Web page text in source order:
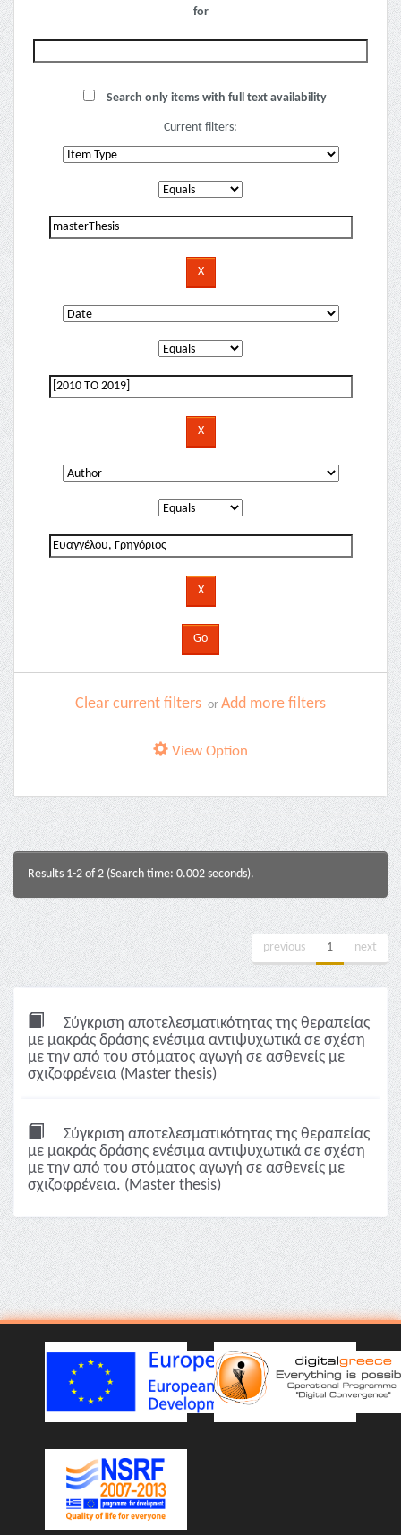
for
Search only items with full text availability
Current filters:
Clear current filters or Add more filters
View Option
Results 1-2 of 2 (Search time: 0.002 seconds).
previous 1 next
Σύγκριση αποτελεσματικότητας της θεραπείας
με μακράς δράσης ενέσιμα αντιψυχωτικά σε σχέση
με την από του στόματος αγωγή σε ασθενείς με
σχιζοφρένεια (Master thesis)
Σύγκριση αποτελεσματικότητας της θεραπείας
με μακράς δράσης ενέσιμα αντιψυχωτικά σε σχέση
με την από του στόματος αγωγή σε ασθενείς με
σχιζοφρένεια. (Master thesis)